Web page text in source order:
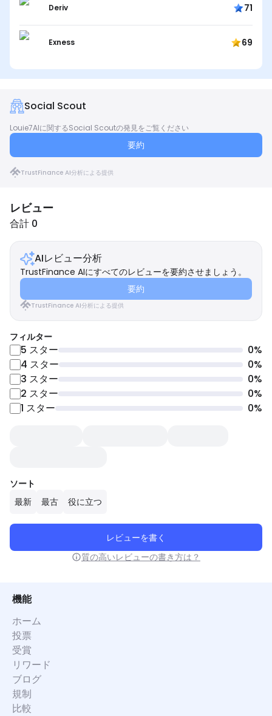
Deriv 71
Exness 69
Social Scout
Louie7AIに関するSocial Scoutの発見をご覧ください
要約
TrustFinance AI分析による提供
レビュー
合計 0
AIレビュー分析
TrustFinance AIにすべてのレビューを要約させましょう。
要約
TrustFinance AI分析による提供
フィルター
5 スター 0%
4 スター 0%
3 スター 0%
2 スター 0%
1 スター 0%
ソート
最新
最古 役に立つ
レビューを書く
質の高いレビューの書き方は？
機能
ホーム
投票
受賞
リワード
ブログ
規制
比較